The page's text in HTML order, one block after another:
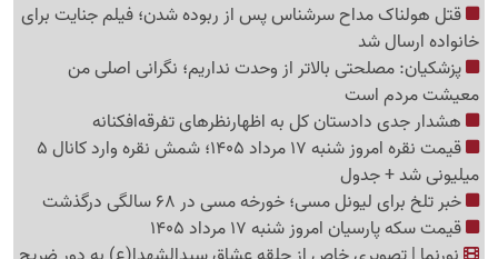
قتل هولناک مداح سرشناس پس از ربوده شدن؛ فیلم جنایت برای
خانواده ارسال شد
پزشکیان: مصلحتی بالاتر از وحدت نداریم؛ نگرانی اصلی من
معیشت مردم است
هشدار جدی دادستان کل به اظهارنظرهای تفرقه‌افکنانه
قیمت نقره امروز شنبه 17 مرداد 1405؛ شمش نقره وارد کانال 5
میلیونی شد + جدول
خبر تلخ برای لیونل مسی؛ خورخه مسی در 68 سالگی درگذشت
قیمت سکه پارسیان امروز شنبه 17 مرداد 1405